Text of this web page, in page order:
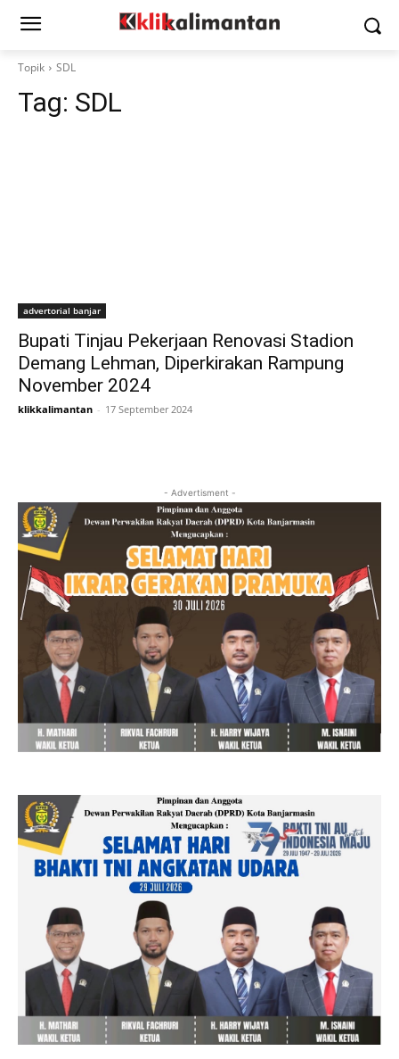
Topik SDL
Tag: SDL
advertorial banjar
Bupati Tinjau Pekerjaan Renovasi Stadion
Demang Lehman, Diperkirakan Rampung
November 2024
klikkalimantan - 17 September 2024
- Advertisment -